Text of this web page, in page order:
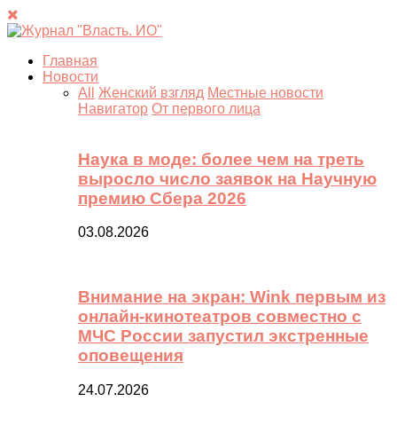
Главная
Новости
All
Женский взгляд Местные новости
Навигатор От первого лица
Наука в моде: более чем на треть
выросло число заявок на Научную
премию Сбера 2026
03.08.2026
Внимание на экран: Wink первым из
онлайн-кинотеатров совместно с
МЧС России запустил экстренные
оповещения
24.07.2026